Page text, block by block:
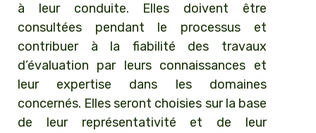
à leur conduite. Elles doivent être
consultées pendant le processus et
contribuer à la fiabilité des travaux
d’évaluation par leurs connaissances et
leur expertise dans les domaines
concernés. Elles seront choisies sur la base
de leur représentativité et de leur